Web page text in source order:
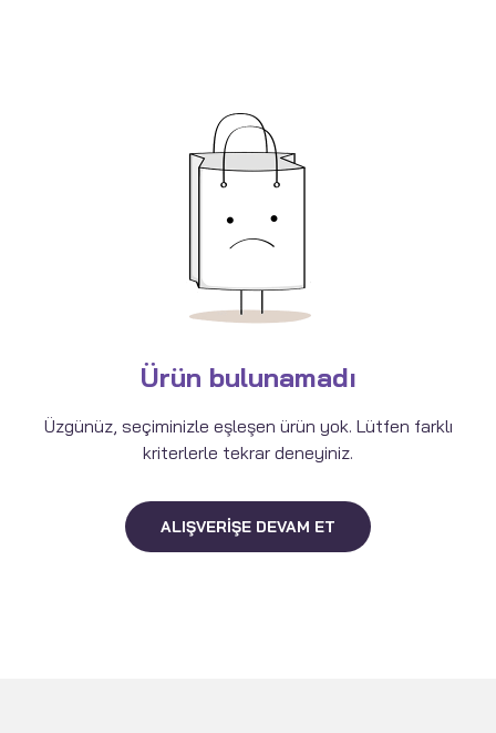
Ürün bulunamadı
Üzgünüz, seçiminizle eşleşen ürün yok. Lütfen farklı
kriterlerle tekrar deneyiniz.
ALIŞVERIŞE DEVAM ET